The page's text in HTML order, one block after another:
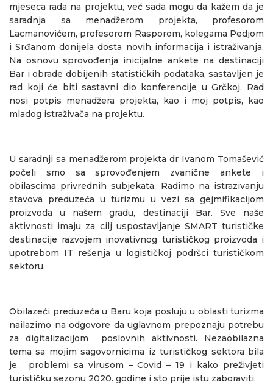
mjeseca rada na projektu, već sada mogu da kažem da je
saradnja sa menadžerom projekta, profesorom
Lacmanovićem, profesorom Rasporom, kolegama Pedjom
i Srđanom donijela dosta novih informacija i istraživanja.
Na osnovu sprovođenja inicijalne ankete na destinaciji
Bar i obrade dobijenih statističkih podataka, sastavljen je
rad koji će biti sastavni dio konferencije u Grčkoj. Rad
nosi potpis menadžera projekta, kao i moj potpis, kao
mladog istraživača na projektu.
U saradnji sa menadžerom projekta dr Ivanom Tomašević
počeli smo sa sprovođenjem zvanične ankete i
obilascima privrednih subjekata. Radimo na istrazivanju
stavova preduzeća u turizmu u vezi sa gejmifikacijom
proizvoda u našem gradu, destinaciji Bar. Sve naše
aktivnosti imaju za cilj uspostavljanje SMART turističke
destinacije razvojem inovativnog turističkog proizvoda i
upotrebom IT rešenja u logističkoj podršci turističkom
sektoru.
Obilazeći preduzeća u Baru koja posluju u oblasti turizma
nailazimo na odgovore da uglavnom prepoznaju potrebu
za digitalizacijom poslovnih aktivnosti. Nezaobilazna
tema sa mojim sagovornicima iz turističkog sektora bila
je, problemi sa virusom – Covid – 19 i kako preživjeti
turističku sezonu 2020. godine i sto prije istu zaboraviti.